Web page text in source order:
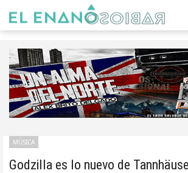
Godzilla es lo nuevo de
MÚSICA